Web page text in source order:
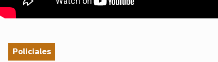
Policiales